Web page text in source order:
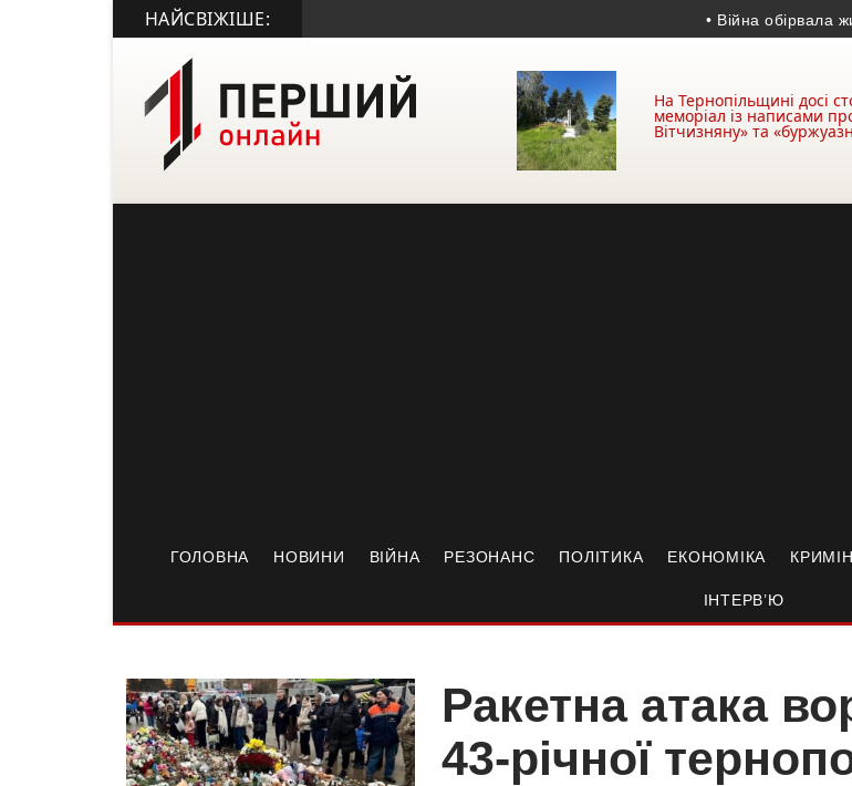
НАЙСВІЖІШЕ: • Війна обірвала життя
На Тернопільщині досі
меморіал із написами
Вітчизняну» та
ГОЛОВНА НОВИНИ ВІЙНА РЕЗОНАНС ПОЛІТИКА ЕКОНОМІКА
ІНТЕРВ’Ю
Ракетна атака
43-річної